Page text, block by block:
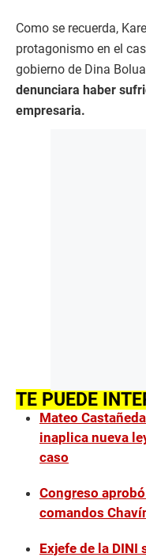
Como se recuerda,
protagonismo en el
gobierno de Dina
denunciara haber
empresaria.
TE PUEDE
Mateo
inaplica nueva
caso
Congreso
comandos
Exjefe de la DINI